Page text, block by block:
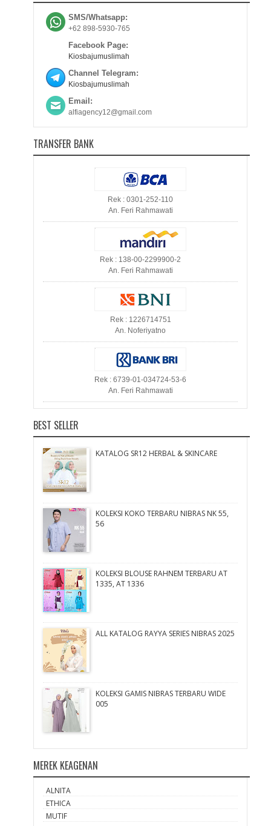
SMS/Whatsapp:
+62 898-5930-765
Facebook Page:
Kiosbajumuslimah
Channel Telegram:
Kiosbajumuslimah
Email:
alfiagency12@gmail.com
TRANSFER BANK
Rek : 0301-252-110
An. Feri Rahmawati
Rek : 138-00-2299900-2
An. Feri Rahmawati
Rek : 1226714751
An. Noferiyatno
Rek : 6739-01-034724-53-6
An. Feri Rahmawati
BEST SELLER
KATALOG SR12 HERBAL & SKINCARE
KOLEKSI KOKO TERBARU NIBRAS NK 55,
56
KOLEKSI BLOUSE RAHNEM TERBARU AT
1335, AT 1336
ALL KATALOG RAYYA SERIES NIBRAS 2025
KOLEKSI GAMIS NIBRAS TERBARU WIDE
005
MEREK KEAGENAN
ALNITA
ETHICA
MUTIF